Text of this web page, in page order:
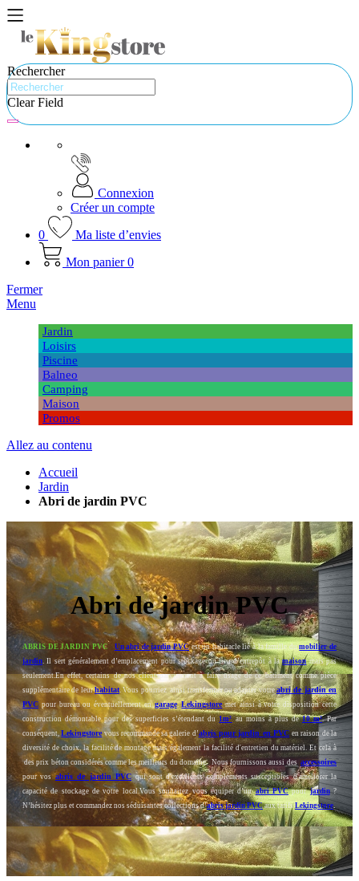
Rechercher
Clear Field
Connexion
Créer un compte
0
Ma liste d’envies
Mon panier 0
Fermer
Menu
Jardin
Loisirs
Piscine
Balneo
Camping
Maison
Promos
Allez au contenu
Accueil
Jardin
Abri de jardin PVC
Abri de jardin PVC
ABRIS DE JARDIN PVC Un abri de jardin PVCest un habitacle lié à la famille dumobilier de
jardin . Il sert généralement d’emplacement pour stockage ou lieu d’entrepôt à lamaisonmais pas
seulement.En effet, certains de nos clientsparviennent à faire usage de ce bâtiment comme pièce
supplémentaire de leurhabitat . Vous pourriez ainsi transformer ou adapter votreabri de jardin en
PVC pour bureau ou éventuellement engarage.Lekingstoremet ainsi à votre disposition cette
construction démontable pour des superficies s’étendant du1m²au moins à plus de10 m². Par
conséquent,Lekingstorevous recommande sa galerie d’abris pour jardin en PVC en raison de la
diversité de choix, la facilité de montage mais également la facilité d'entretien du matériel. Et cela à
des prix béton considérés comme les meilleurs du domaine. Nous fournissons aussi des accessoires
pour vosabris de jardin PVCqui sont d'excellents compléments susceptibles d'améliorer la
capacité de stockage de votre local.Vous souhaitez vous équiper d’unabri PVCpourjardin?
N’hésitez plus et commandez nos séduisantes collections d’abris jardin PVCaux tarifs Lekingstore